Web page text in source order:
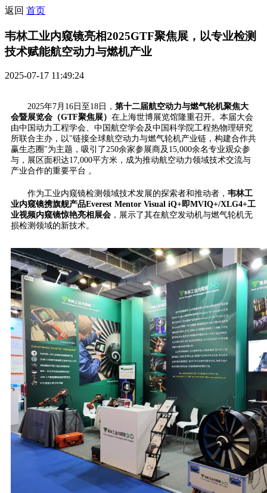
返回 首页
韦林工业内窥镜亮相2025GTF聚焦展，以专业检测
技术赋能航空动力与燃机产业
2025-07-17 11:49:24
2025年7月16日至18日， 第十二届航空动力与燃气轮机聚焦大
会暨展览会（GTF聚焦展） 在上海世博展览馆隆重召开。本届大会
由中国动力工程学会、中国航空学会及中国科学院工程热物理研究
所联合主办，以"链接全球航空动力与燃气轮机产业链，构建合作共
赢生态圈"为主题，吸引了250余家参展商及15,000余名专业观众参
与，展区面积达17,000平方米，成为推动航空动力领域技术交流与
产业合作的重要平台 。
作为工业内窥镜检测领域技术发展的探索者和推动者， 韦林工
业内窥镜携旗舰产品Everest Mentor Visual iQ+即MVIQ+/XLG4+工
业视频内窥镜惊艳亮相展会 ，展示了其在航空发动机与燃气轮机无
损检测领域的新技术。